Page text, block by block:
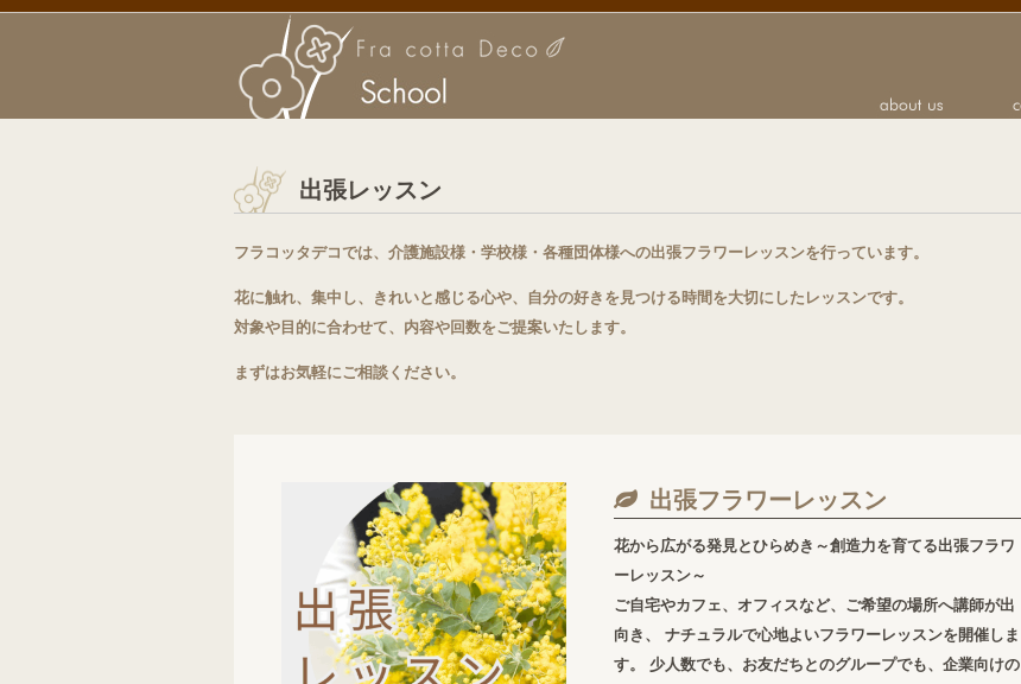
出張レッスン
フラコッタデコでは、介護施設様・学校様・各種団体様への出張フラワーレッスンを行っています。
花に触れ、集中し、きれいと感じる心や、自分の好きを見つける時間を大切にしたレッスンです。
対象や目的に合わせて、内容や回数をご提案いたします。
まずはお気軽にご相談ください。
出張フラワーレッスン
花から広がる発見とひらめき～創造力を育てる出張フラワ
ーレッスン～
ご自宅やカフェ、オフィスなど、ご希望の場所へ講師が出
向き、 ナチュラルで心地よいフラワーレッスンを開催しま
す。 少人数でも、お友だちとのグループでも、企業向けの